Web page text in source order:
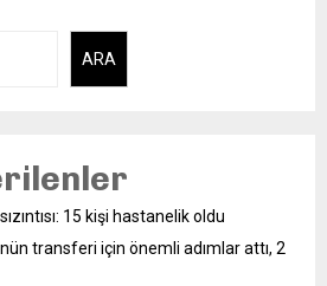
ARA
15 kişi hastanelik oldu
transferi için önemli adımlar attı, 2